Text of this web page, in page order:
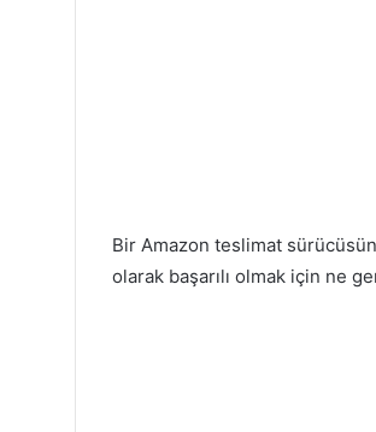
Bir Amazon teslimat
olarak başarılı olmak için ne